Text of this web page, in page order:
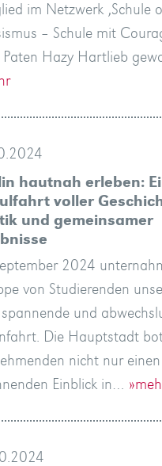
im Netzwerk ‚Schule
– Schule mit
Paten Hazy Hartlieb
hautnah erleben:
voller
und gemeinsamer
2024
von Studierenden
und
Die Hauptstadt
nicht nur einen
Einblick in…